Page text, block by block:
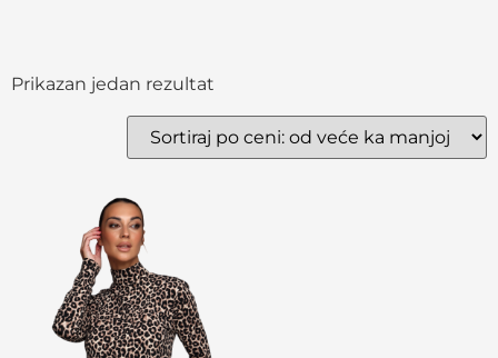
Prikazan jedan rezultat